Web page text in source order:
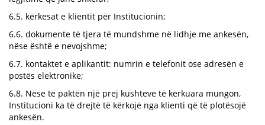
6.5. kërkesat e klientit për Institucionin;
6.6. dokumente të tjera të mundshme në lidhje me ankesën,
nëse është e nevojshme;
6.7. kontaktet e aplikantit: numrin e telefonit ose adresën e
postës elektronike;
6.8. Nëse të paktën një prej kushteve të kërkuara mungon,
Institucioni ka të drejtë të kërkojë nga klienti që të plotësojë
ankesën.